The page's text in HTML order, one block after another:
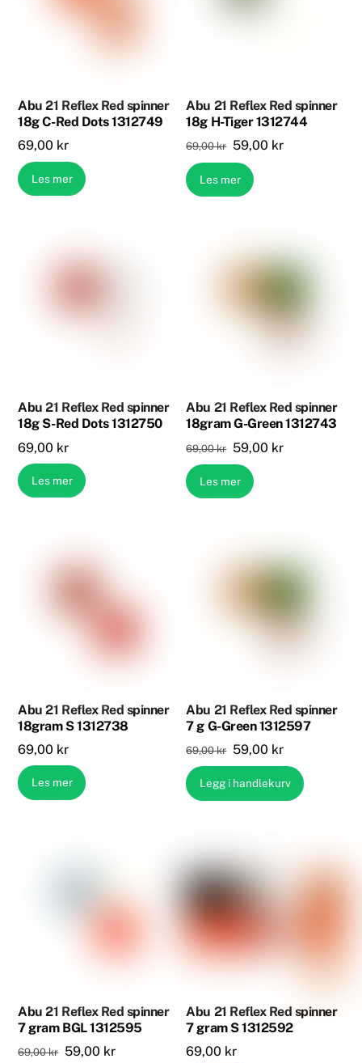
Abu 21 Reflex Red spinner
18g C-Red Dots 1312749
69,00 kr
Les mer
Abu 21 Reflex Red spinner
18g H-Tiger 1312744
69,00kr Opprinnelig
pris
var:
59,00 krNåværende
Les mer
Abu 21 Reflex Red spinner
18g S-Red Dots 1312750
69,00 kr
Les mer
Abu 21 Reflex Red spinner
18gram G-Green 1312743
69,00kr Opprinnelig
pris
var:
59,00 krNåværende
Les mer
Abu 21 Reflex Red spinner
18gram S 1312738
69,00 kr
Les mer
Abu 21 Reflex Red spinner
7 g G-Green 1312597
69,00kr Opprinnelig
pris
var:
59,00 krNåværende
pris
er:
Legg i handlekurv
Abu 21 Reflex Red spinner
7 gram BGL 1312595
69,00kr Opprinnelig
59,00 krNåværende
Abu 21 Reflex Red spinner
7 gram S 1312592
69,00 kr